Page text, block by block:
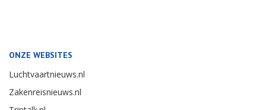
ONZE WEBSITES
Luchtvaartnieuws.nl
Zakenreisnieuws.nl